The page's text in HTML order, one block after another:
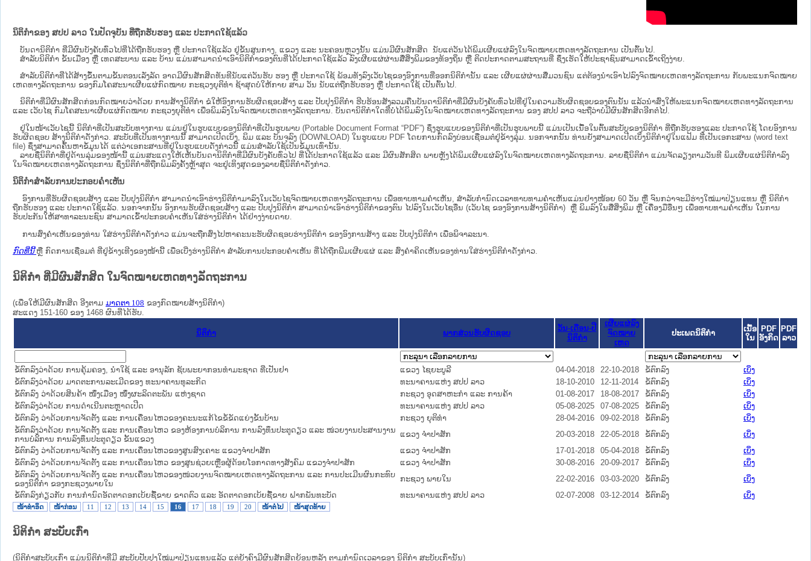
ນິຕິກຳຂອງ ສປປ ລາວ ໃນປັດຈຸບັນ ທີ່ຖືກ​ຮັບ​ຮອງ ແລະ ປະກາດໃຊ້ແລ້ວ
ບັນດານິຕິກໍາ ທີ່ມີຜົນບັງຄັບທົ່ວໄປທີ່ໄດ້ຖືກ​ຮັບ​ຮອງ ຫຼື ປະກາດໃຊ້ແລ້ວ ຢູ່ຂັ້ນ​ສູນ​ກາງ, ແຂວງ ແລະ ນະຄອນຫຼວງນັ້ນ ແມ່ນມີຜົນສັກສິດ ນັບ​ແຕ່​ວັນໄດ້ພິມເຜີຍແຜ່ລົງໃນຈົດໝາຍເຫດທາງລັດຖະການ ເປັນ​ຕົ້ນ​ໄປ.
ສຳລັບນິ​ຕິ​ກຳ ຂັ້ນເມືອງ ຫຼື ເທດ​ສະ​ບານ ແລະ ບ້ານ ແມ່ນສາມາດນຳເອົານິຕິກຳຂອງຕົນທີ່ໄດ້ປະກາດໃຊ້ແລ້ວ ລົງ​ເຜີຍແຜ່​ຜ່ານ​ສື່ສິ່ງພິມຂອງທ້ອງຖິ່ນ ຫຼື ຕິດປະກາດຕາມສະຖານທີ່ ຊຶ່ງເຮັດໃຫ້ປະຊາຊົນສາມາດເຂົ້າເຖິງງ່າຍ.
ສໍາລັບນິຕິກໍາທີ່ໄດ້ສ້າງຂຶ້ນຕາມຂັ້ນຕອນເລັ່ງລັດ ອາດມີຜົນສັກສິດທັນທີນັບແຕ່ວັນຮັບ ຮອງ ຫຼື ປະກາດໃຊ້ ພ້ອມທັງລົງເວັບໄຊຂອງອົງການທີ່ອອກນິຕິກໍານັ້ນ ແລະ ເຜີຍແຜ່ຜ່ານສື່ມວນຊົນ ແຕ່ຕ້ອງນໍາເອົາໄປລົງຈົດໝາຍເຫດທາງລັດຖະການ ກັບ​ພະແນກຈົດ​ໝາຍ​
ເຫດ​ທາງ​ລັດ​ຖະ​ການ​ ຂອງກົມໂຄສະນາເຜີຍແຜ່ກົດໝາຍ ກະຊວງຍຸຕິທໍາ ຊ້າສຸດບໍ່ໃຫ້ກາຍ ສາມ ວັນ ນັບແຕ່ຖືກຮັບຮອງ ຫຼື ປະກາດໃຊ້ ເປັນຕົ້ນໄປ.
ນິ​ຕິ​ກຳ​ທີ່​ມີ​ຜົນ​ສັກ​ສິດ​ກ່ອນ​ກົດ​ໝາຍ​ວ່າ​ດ້ວຍ​ ການ​ສ້າງ​ນິ​ຕິ​ກຳ ຂໍໃຫ້ອົງ​ການ​ຮັບ​ຜິດ​ຊອບ​ສ້າງ ແລະ ປັບ​ປຸງນິ​ຕິ​ກຳ ຮີບຮ້ອນສັງລວມຄືນບັນດານິຕິກໍາທີ່ມີຜົນບັງຄັບທົ່ວໄປທີ່ຢູ່ໃນຄວາມຮັບຜິດຊອບຂອງຕົນນັ້ນ ແລ້ວນໍາສົ່ງໃຫ້​ພະແນກຈົດ​ໝາຍ​ເຫດ​ທາງ​ລັດ​ຖະ​ການ
ແລະ ເວັບໄຊ​ ກົມໂຄສະນາເຜີຍແຜ່ກົດໝາຍ ກະຊວງຍຸຕິທໍາ ເພື່ອພິມລົງໃນຈົດໝາຍເຫດທາງລັດຖະການ. ບັນ​ດາ​ນິ​ຕິ​ກຳ​ໃດ​ທີ່ບໍ່​ໄດ້​ພິມ​ລົງ​ໃນ​ຈົດ​ໝາຍ​ເຫດ​ທາງ​ລັດ​ຖະ​ການ ຂອງ ສປ​ປ ລາວ ​ຈະຖື​ວ່າບໍ່​ມີ​ຜົນ​ສັກ​ສິດ​ອີກ​ຕໍ່​ໄປ.
ຢູ່ໃນໜ້າ​ເວັບ​ໄຊ​ນີ້ ນິຕິກຳທີ່ເປັນສະບັບທາງການ ແມ່ນຢູ່ໃນຮູບແບບຂອງນິຕິກໍາທີ່ເປັນຮູບພາບ (Portable Document Format “PDF”) ຊຶ່ງຮູບແບບຂອງນິຕິກໍາທີ່ເປັນຮູບພາບນີ້ ແມ່ນເປັນເນື້ອໃນຕົ້ນສະບັບຂອງນິຕິກໍາ ທີ່ຖືກຮັບຮອງແລະ ປະກາດໃຊ້ ໂດຍອົງການ
ຮັບຜິດຊອບ ສ້າງນິຕິກຳດັ່ງກ່າວ. ສະບັບທີ່ເປັນທາງການນີ້ ສາມາດເປີດເບິ່ງ, ພິມ ແລະ ບັນຈຸລົງ (DOWNLOAD) ໃນຮູບແບບ PDF ໂດຍການກົດລົງບ່ອນເຊື່ອມຕໍ່ຢູ່ຂ້າງລຸ່ມ. ນອກຈາກນັ້ນ ທ່ານຍັງສາມາດເປີດເບິ່ງນິຕິກຳຢູ່ໃນແຟ້ມ ທີ່ເປັນເອກະສານ (word text
file) ຊຶ່ງສາມາດຄົ້ນຫາຂໍ້ມູນໄດ້ ແຕ່ວ່າເອກະສານທີ່ຢູ່ໃນຮູບແບບດັ່ງກ່າວນີ້ ແມ່ນສຳລັບໃຊ້ເປັນຂໍ້ມູນເທົ່ານັ້ນ.
ລາຍຊື່ນິຕິກຳທີ່ຢູ່ດ້ານລຸ່ມຂອງໜ້ານີ້ ແມ່ນສະແດງໃຫ້ເຫັນບັນດານິຕິກຳທີ່ມີຜົນບັງຄັບທົ່ວໄປ ທີ່ໄດ້ປະກາດໃຊ້ແລ້ວ ແລະ ມີຜົນສັກສິດ ພາຍຫຼັງໄດ້ພິມເຜີຍແຜ່ລົງໃນຈົດໝາຍເຫດທາງລັດຖະການ. ລາຍຊື່ນິຕິກຳ ແມ່ນຈັດລຽງຕາມວັນທີ ພິມເຜີຍແຜ່ນິຕິກຳລົງ
ໃນຈົດໝາຍເຫດທາງລັດຖະການ ຊຶ່ງນິຕິກຳທີ່ຖືກພິມລົງຄັ້ງຫຼ້າສຸດ ຈະຢູ່ເທິງສຸດຂອງລາຍຊື່ນິຕິກໍາດັ່ງກ່າວ.
ນິຕິກຳສຳລັບການປະກອບຄຳເຫັນ
ອົງການທີ່ຮັບຜິດຊອບສ້າງ ແລະ ປັບປຸງນິຕິກຳ ສາມາດນຳເອົາຮ່າງນິຕິກຳມາລົງໃນ​ເວັບ​ໄຊຈົດໝາຍເຫດທາງລັດຖະການ ເພື່ອທາບທາມຄຳເຫັນ, ສໍາລັບກໍານົດເວລາທາບທາມຄໍາເຫັນແມ່ນຢ່າງໜ້ອຍ 60 ວັນ ຫຼື ຈົນກວ່າຈະມີຮ່າງໃໝ່ມາປ່ຽນແທນ ຫຼື ນິຕິກໍາ
ຖືກຮັບຮອງ ແລະ ປະກາດໃຊ້ແລ້ວ. ນອກຈາກນັ້ນ ອົງການຮັບຜິດຊອບສ້າງ ແລະ ປັບປຸງນິຕິກໍາ ສາມາດນຳເອົາຮ່າງນິຕິກຳຂອງຕົນ ໄປລົງໃນ​ເວັບ​ໄຊ​ອື່ນ (ເວັບ​ໄຊ​ ຂອງອົງການສ້າງນິຕິກຳ) ຫຼື ພິມລົງໃນສື່ສິ່ງພິມ ຫຼື ເຄື່ອງມືອື່ນໆ ເພື່ອທາບທາມຄໍາເຫັນ ໃນການ
ຮັບປະກັນໃຫ້ສາທາລະນະຊົນ ສາມາດເຂົ້າປະກອບຄໍາເຫັນໃສ່ຮ່າງນິຕິກຳ ໄດ້ຢ່າງງ່າຍດາຍ.
ການສົ່ງຄໍາເຫັນຂອງທ່ານ ໃສ່ຮ່າງນິຕິກຳດັ່ງກ່າວ ແມ່ນຈະຖືກສົ່ງໄປຫາຄະນະຮັບຜິດຊອບຮ່າງນິຕິກຳ ຂອງອົງການສ້າງ ແລະ ປັບປຸງນິຕິກຳ ເພື່ອພິຈາລະນາ.
ກົດທີ່ນີ້ ຫຼື ກົດການເຊື່ອມຕໍ່ ທີ່ຢູ່ຂ້າງເທີງຂອງໜ້ານີ້ ເພື່ອເບີ່ງຮ່າງນິຕິກໍາ ສໍາລັບການປະກອບຄຳເຫັນ ທີ່ໄດ້ຖືກພີມເຜີຍແຜ່ ແລະ ສົ່ງຄຳຄິດເຫັນຂອງທ່ານໃສ່ຮ່າງນິຕິກຳດັ່ງກ່າວ.
ນິຕິກໍາ ທີ່ມີຜົນສັກສິດ ໃນຈົດໝາຍເຫດທາງລັດຖະການ
(ເພື່ອໃຫ້ມີຜົນສັກສິດ ອີງຕາມ ມາດ​ຕາ 108 ຂອງກົດໝາຍສ້າງນິຕິກໍາ)
ສະແດງ 151-160 ຂອງ 1468 ຜົນທີ່ໄດ້ຮັບ.
ນິຕິກໍາ ພາກສ່ວນຮັບຜິດຊອບ
ວັນ-ເດືອນ-ປີ
ນິຕິກໍາ
ເຜີຍແຜ່ລົງ
ຈົດໝາຍ
ເຫດ
ປະເພດນິຕິກຳ
ເນື້ອ
ໃນ
PDF
ອັງກິດ
PDF
ລາວ
ຂໍ້ຕົກລົງວ່າດ້ວຍ ການຄຸ້ມຄອງ, ​ນຳໃຊ້ ແລະ ອານຸລັກ ຊັບພະຍາກອນທຳມະຊາດ ທີ່ເປັນຢາ ແຂວງ ໄຊຍະບູລີ 04-04-2018 22-10-2018 ຂໍ້ຕົກລົງ
ເບິ່ງ
ຂໍ້ຕົກລົງວ່າດ້ວຍ ມາດຕະການລະເມີດຂອງ ທະນາຄານທຸລະກິດ
ທະນາຄານແຫ່ງ ສປປ ລາວ 18-10-2010 12-11-2014 ຂໍ້ຕົກລົງ
ເບິ່ງ
ຂໍ້ຕົກລົງ ວ່າດ້ວຍສິນຄ້າ ໜຶ່ງເມືອງ ໜຶ່ງຜະລິດຕະພັນ ແຫ່ງຊາດ
ກະຊວງ ອຸດສາຫະກຳ ແລະ ການຄ້າ 01-08-2017 18-08-2017 ຂໍ້ຕົກລົງ
ເບິ່ງ
ຂໍ້ຕົກລົງວ່າດ້ວຍ ການດຳເນີນຕະຫຼາດເປີດ
ທະນາຄານແຫ່ງ ສປປ ລາວ 05-08-2025 07-08-2025 ຂໍ້ຕົກລົງ
ເບິ່ງ
ຂໍ້ຕົກລົງ ວ່າດ້ວຍການຈັດຕັ້ງ ແລະ ການເຄື່ອນໄຫວຂອງຄະນະແກ້ໄຂຂໍ້ຂັດແຍ່ງຂັ້ນບ້ານ
ກະຊວງ ຍຸຕິທໍາ 28-04-2016 09-02-2018 ຂໍ້ຕົກລົງ
ເບິ່ງ
ຂໍ້ຕົກລົງວ່າດ້ວຍ ການຈັດຕັ້ງ ແລະ ການເຄື່ອນໄຫວ ຂອງຫ້ອງການບໍລິການ ການລົງທຶນປະຕູດຽວ ແລະ ໜ່ວຍງານປະສານງານ
ການບໍລິການ ການລົງທຶນປະຕູດຽວ ຂັ້ນແຂວງ
ແຂວງ ຈໍາປາສັກ 20-03-2018 22-05-2018 ຂໍ້ຕົກລົງ
ເບິ່ງ
ຂໍ້ຕົກລົງ ວ່າດ້ວຍການຈັດຕັ້ງ ແລະ ການເຄື່ອນໄຫວຂອງສູນສົງເຄາະ ແຂວງຈໍາປາສັກ
ແຂວງ ຈໍາປາສັກ 17-01-2018 05-04-2018 ຂໍ້ຕົກລົງ
ເບິ່ງ
ຂໍ້ຕົກລົງ ວ່າດ້ວຍການຈັດຕັ້ງ ແລະ ການເຄື່ອນໄຫວ ຂອງສູນຊ່ວຍເຫຼືອຜູ້ດ້ອຍໂອກາດທາງສັງຄົມ ແຂວງຈຳປາສັກ
ແຂວງ ຈໍາປາສັກ 30-08-2016 20-09-2017 ຂໍ້ຕົກລົງ
ເບິ່ງ
ຂໍ້ຕົກລົງ ວ່າດ້ວຍການຈັດຕັ້ງ ແລະ ການເຄື່ອນໄຫວຂອງໜ່ວຍງານຈົດໝາຍເຫດທາງລັດຖະການ ແລະ ການປະເມີນຜົນກະທົບ
ຂອງນິຕິກຳ ຂອງກະຊວງພາຍໃນ
ກະຊວງ ພາຍໃນ 22-02-2016 03-03-2020 ຂໍ້ຕົກລົງ
ເບິ່ງ
ຂໍ້ຕົກລົງກ່ຽວກັບ ການກຳນົດອັດຕາດອກເບ້ຍຊື້ຂາຍ ຂາດຕົວ ແລະ ອັດຕາດອກເບ້ຍຊື້ຂາຍ ຝາກພັນທະບັດ
ທະນາຄານແຫ່ງ ສປປ ລາວ 02-07-2008 03-12-2014 ຂໍ້ຕົກລົງ ເບິ່ງ
ໜ້າທໍາອິດ ໜ້າກ່ອນ 11 12 13 14 15 16 17 18 19 20 ໜ້າຕໍ່ໄປ ໜ້າສຸດທ້າຍ
ນິຕິກໍາ ສະບັບເກົ່າ
(ນິຕິກໍາສະບັບເກົ່າ ແມ່ນນິຕິກໍາທີ່ມີ ສະບັບປັບປຸງໃໝ່ມາປ່ຽນແທນແລ້ວ ແຕ່ຍັງຄົງມີຜົນສັກສິດຍ້ອນຫລັງ ຕາມກໍານົດເວລາຂອງ ນິຕິກໍາ ສະບັບເກົ່ານັ້ນ)